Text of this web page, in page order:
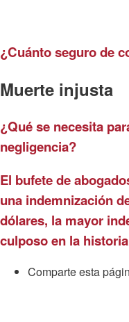
¿Cuánto seguro de
Muerte injusta
¿Qué se necesita
negligencia?
El bufete de
una indemnización
dólares, la mayor
culposo en la
Comparte esta